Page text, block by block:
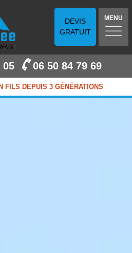
DEVIS
GRATUIT
MENU
05 06 50 84 79 69
FILS DEPUIS 3 GÉNÉRATIONS